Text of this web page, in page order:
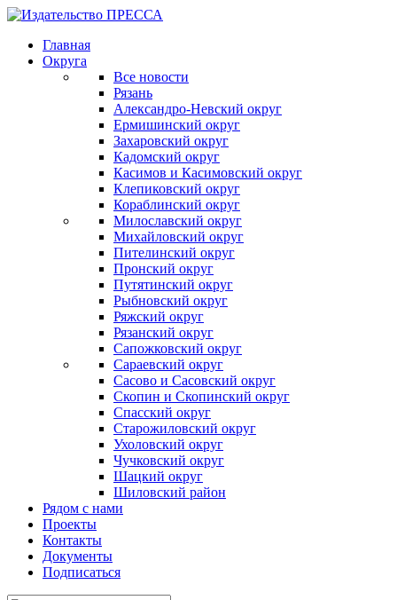
Главная
Округа
Все новости
Рязань
Александро-Невский округ
Ермишинский округ
Захаровский округ
Кадомский округ
Касимов и Касимовский округ
Клепиковский округ
Кораблинский округ
Милославский округ
Михайловский округ
Пителинский округ
Пронский округ
Путятинский округ
Рыбновский округ
Ряжский округ
Рязанский округ
Сапожковский округ
Сараевский округ
Сасово и Сасовский округ
Скопин и Скопинский округ
Спасский округ
Старожиловский округ
Ухоловский округ
Чучковский округ
Шацкий округ
Шиловский район
Рядом с нами
Проекты
Контакты
Документы
Подписаться